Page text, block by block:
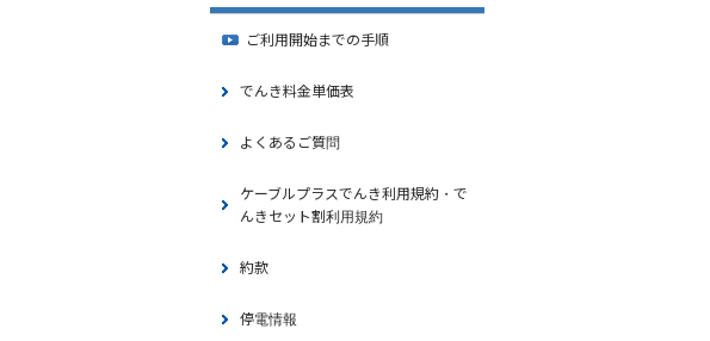
ご利用開始までの手順
でんき料金単価表
よくあるご質問
ケーブルプラスでんき利用規約・で
んきセット割利用規約
約款
停電情報